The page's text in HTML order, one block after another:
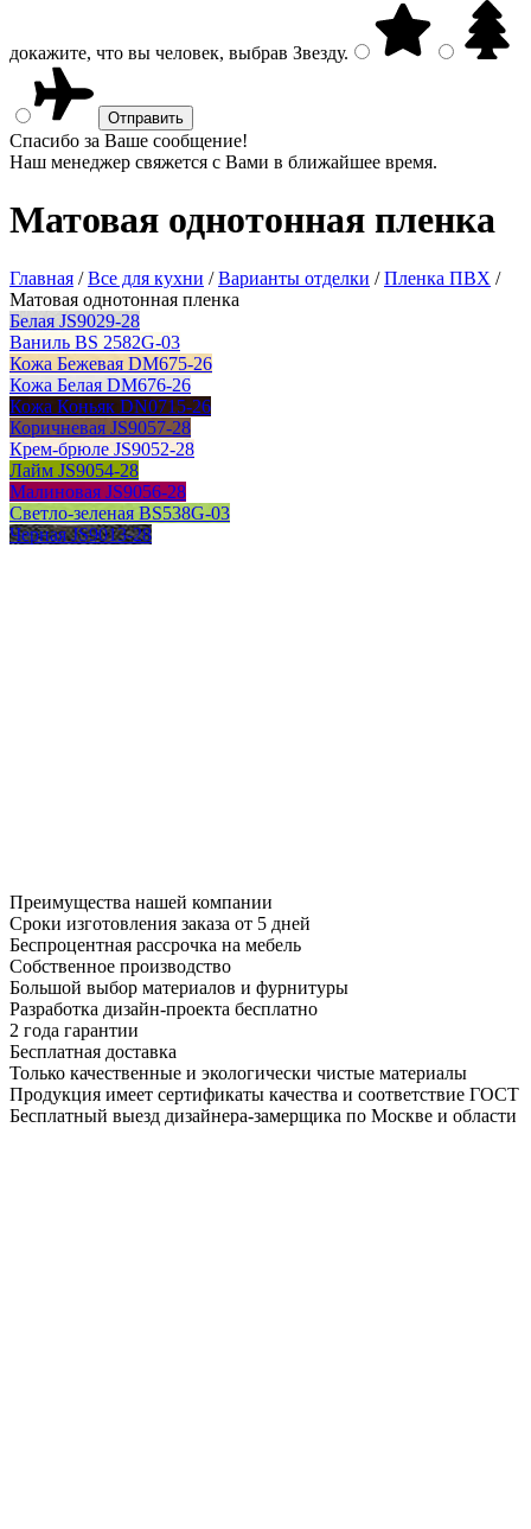
докажите, что вы человек, выбрав Звезду.
Спасибо за Ваше сообщение!
Наш менеджер свяжется с Вами в ближайшее время.
Матовая однотонная пленка
Главная /Все для кухни /Варианты отделки /Пленка ПВХ /
Матовая однотонная пленка
Белая JS9029-28
Ваниль BS 2582G-03
Кожа Бежевая DM675-26
Кожа Белая DM676-26
Кожа Коньяк DN0715-26
Коричневая JS9057-28
Крем-брюле JS9052-28
Лайм JS9054-28
Малиновая JS9056-28
Светло-зеленая BS538G-03
Черная JS9013-28
Преимущества нашей компании
Сроки изготовления заказа от 5 дней
Беспроцентная рассрочка на мебель
Собственное производство
Большой выбор материалов и фурнитуры
Разработка дизайн-проекта бесплатно
2 года гарантии
Бесплатная доставка
Только качественные и экологически чистые материалы
Продукция имеет сертификаты качества и соответствие ГОСТ
Бесплатный выезд дизайнера-замерщика по Москве и области